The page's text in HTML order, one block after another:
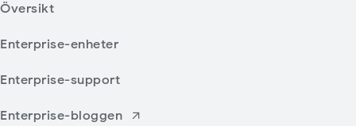
Översikt
Enterprise-enheter
Enterprise-support
Enterprise-bloggen